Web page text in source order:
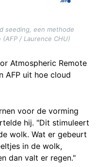
seeding, een methode
/ Laurence CHU)
Atmospheric Remote
AFP uit hoe cloud
voor de vorming
hij. "Dit stimuleert
wolk. Wat er gebeurt
in de wolk,
dan valt er regen."